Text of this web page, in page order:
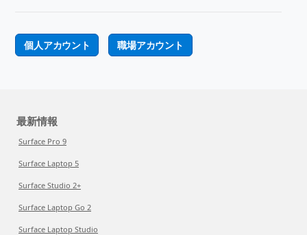
個人アカウント 職場アカウント
最新情報
Surface Pro 9
Surface Laptop 5
Surface Studio 2+
Surface Laptop Go 2
Surface Laptop Studio